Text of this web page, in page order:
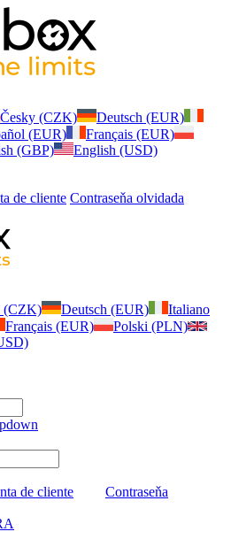
Česky (CZK)
Deutsch (EUR)
(EUR)
Français (EUR)
(GBP) English (USD)
de cliente Contraseňa olvidada
(CZK) Deutsch (EUR)
Italiano
Français (EUR)
Polski (PLN)
de cliente
Contraseňa